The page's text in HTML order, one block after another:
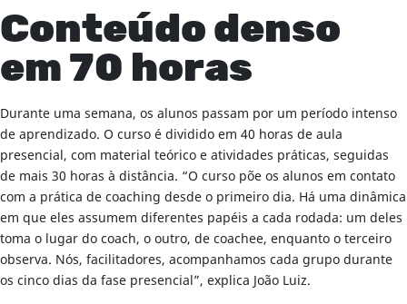
Conteúdo denso
em 70 horas
Durante uma semana, os alunos passam por um período intenso
de aprendizado. O curso é dividido em 40 horas de aula
presencial, com material teórico e atividades práticas, seguidas
de mais 30 horas à distância. “O curso põe os alunos em contato
com a prática de coaching desde o primeiro dia. Há uma dinâmica
em que eles assumem diferentes papéis a cada rodada: um deles
toma o lugar do coach, o outro, de coachee, enquanto o terceiro
observa. Nós, facilitadores, acompanhamos cada grupo durante
os cinco dias da fase presencial”, explica João Luiz.